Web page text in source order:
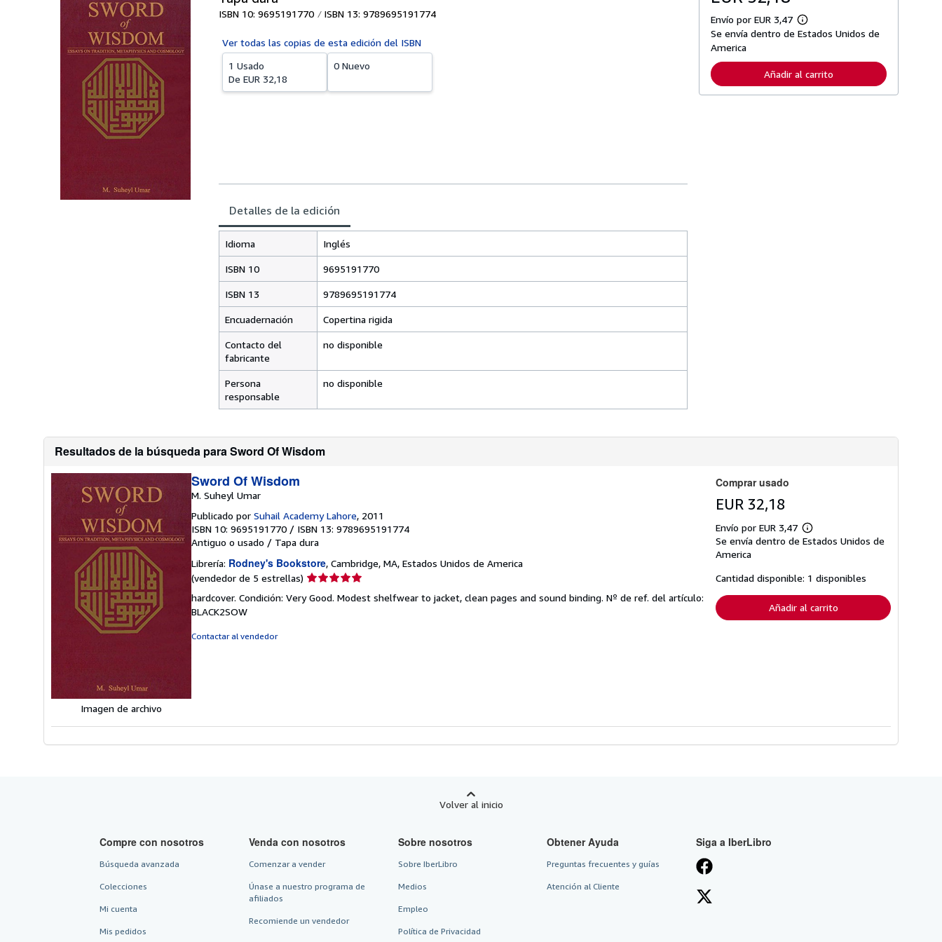
ISBN 10: 9695191770 ISBN 13: 9789695191774
Ver todas las copias de esta edición del ISBN
1 Usado
De EUR 32,18
0 Nuevo
Detalles de la edición
Idioma Inglés
ISBN 10 9695191770
ISBN 13 9789695191774
Encuadernación Copertina rigida
Contacto del
fabricante
no disponible
Persona
responsable
no disponible
Envío por EUR 3,47
M
á
f
o
r
Se envía dentro de Estados Unidos de
America
Añadir al carrito
Resultados de la búsqueda para Sword Of Wisdom
Imagen de archivo
Sword Of Wisdom
M. Suheyl Umar
Publicado por Suhail Academy Lahore, 2011
ISBN 10: 9695191770 / ISBN 13: 9789695191774
Antiguo o usado / Tapa dura
Librería: Rodney's Bookstore, Cambridge, MA, Estados Unidos de America
(vendedor de 5 estrellas) Calificación
vendedor:
hardcover. Condición: Very Good. Modest shelfwear to jacket, clean pages and sound binding. Nº de ref. del artículo:
BLACK2SOW
Contactar al vendedor
Comprar usado
EUR 32,18
Envío por EUR 3,47
Más
información
tarifas
de
envío
Se envía dentro de Estados Unidos de
America
Cantidad disponible: 1 disponibles
Añadir al carrito
Volver al inicio
Compre con nosotros
Búsqueda avanzada
Colecciones
Mi cuenta
Mis pedidos
Venda con nosotros
Comenzar a vender
Únase a nuestro programa de
afiliados
Recomiende un vendedor
Sobre nosotros
Sobre IberLibro
Medios
Empleo
Política de Privacidad
Obtener Ayuda
Preguntas frecuentes y guías
Atención al Cliente
Siga a IberLibro